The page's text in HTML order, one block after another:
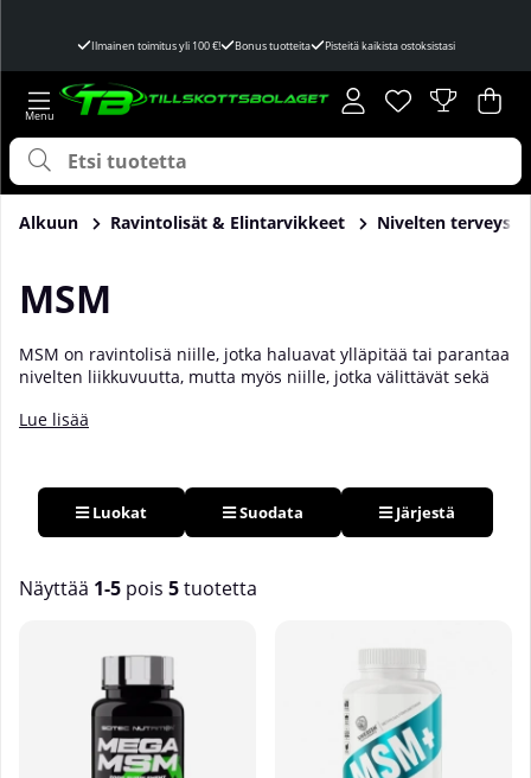
Ilmainen toimitus yli 100 €! Bonus tuotteita Pisteitä kaikista ostoksistasi
Toivelista
Lukumäärä
. .
Alkuun Ravintolisät & Elintarvikkeet Nivelten terveys
MSM
MSM on ravintolisä niille, jotka haluavat ylläpitää tai parantaa
nivelten liikkuvuutta, mutta myös niille, jotka välittävät sekä
muun muassa rakentaa ja vahvistaa kehon sidekudosta,
Tillskottsbolagetista!
Lue lisää
Luokat Suodata Järjestä
Näyttää 1-5 pois 5tuotetta